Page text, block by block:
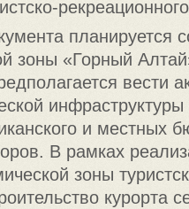
планируется
зоны «Горный
вести
инфраструктуры
и местных
В рамках
зоны
курорта